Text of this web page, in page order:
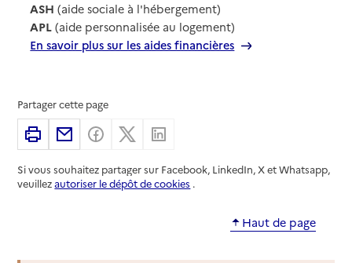
ASH (aide sociale à l'hébergement)
APL (aide personnalisée au logement)
En savoir plus sur les aides financières
Partager cette page
ImprimerPartager par email
Partager sur Facebook
Partager sur X
Si vous souhaitez partager sur Facebook, LinkedIn, X et Whatsapp,
veuillezautoriser le dépôt de cookies .
Haut de page